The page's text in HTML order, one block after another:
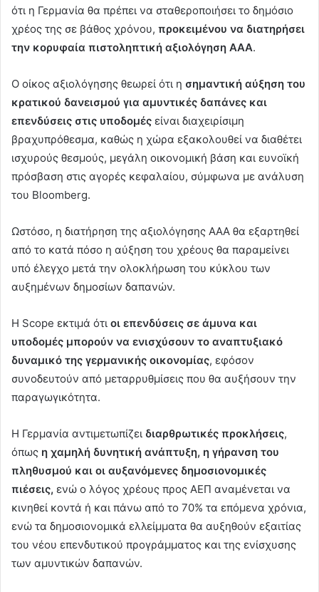
ότι η Γερμανία θα πρέπει να σταθεροποιήσει το δημόσιο
χρέος της σε βάθος χρόνου, προκειμένου να διατηρήσει
την κορυφαία πιστοληπτική αξιολόγηση ΑΑΑ.
Ο οίκος αξιολόγησης θεωρεί ότι η σημαντική αύξηση του
κρατικού δανεισμού για αμυντικές δαπάνες και
επενδύσεις στις υποδομές είναι διαχειρίσιμη
βραχυπρόθεσμα, καθώς η χώρα εξακολουθεί να διαθέτει
ισχυρούς θεσμούς, μεγάλη οικονομική βάση και ευνοϊκή
πρόσβαση στις αγορές κεφαλαίου, σύμφωνα με ανάλυση
του Bloomberg.
Ωστόσο, η διατήρηση της αξιολόγησης ΑΑΑ θα εξαρτηθεί
από το κατά πόσο η αύξηση του χρέους θα παραμείνει
υπό έλεγχο μετά την ολοκλήρωση του κύκλου των
αυξημένων δημοσίων δαπανών.
Η Scope εκτιμά ότι οι επενδύσεις σε άμυνα και
υποδομές μπορούν να ενισχύσουν το αναπτυξιακό
δυναμικό της γερμανικής οικονομίας, εφόσον
συνοδευτούν από μεταρρυθμίσεις που θα αυξήσουν την
παραγωγικότητα.
Η Γερμανία αντιμετωπίζει διαρθρωτικές προκλήσεις,
όπως η χαμηλή δυνητική ανάπτυξη, η γήρανση του
πληθυσμού και οι αυξανόμενες δημοσιονομικές
πιέσεις, ενώ ο λόγος χρέους προς ΑΕΠ αναμένεται να
κινηθεί κοντά ή και πάνω από το 70% τα επόμενα χρόνια,
ενώ τα δημοσιονομικά ελλείμματα θα αυξηθούν εξαιτίας
του νέου επενδυτικού προγράμματος και της ενίσχυσης
των αμυντικών δαπανών.